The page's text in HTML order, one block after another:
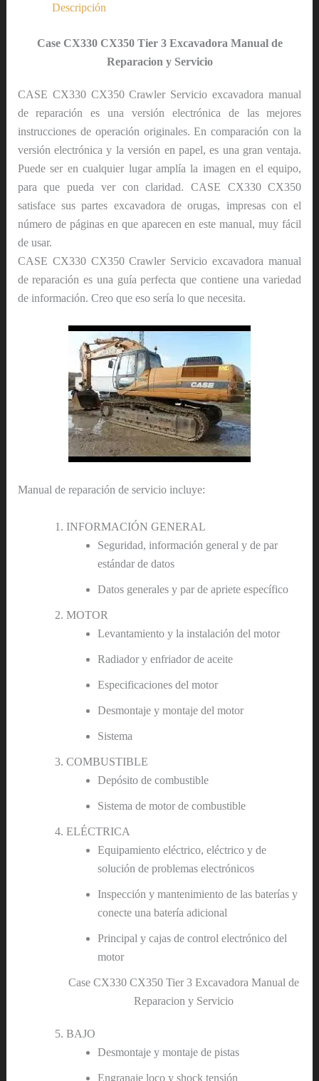
Descripción
Case CX330 CX350 Tier 3 Excavadora Manual de
Reparacion y Servicio
CASE CX330 CX350 Crawler Servicio excavadora manual
de reparación es una versión electrónica de las mejores
instrucciones de operación originales. En comparación con la
versión electrónica y la versión en papel, es una gran ventaja.
Puede ser en cualquier lugar amplía la imagen en el equipo,
para que pueda ver con claridad. CASE CX330 CX350
satisface sus partes excavadora de orugas, impresas con el
número de páginas en que aparecen en este manual, muy fácil
de usar.
CASE CX330 CX350 Crawler Servicio excavadora manual
de reparación es una guía perfecta que contiene una variedad
de información. Creo que eso sería lo que necesita.
Manual de reparación de servicio incluye:
INFORMACIÓN GENERAL
Seguridad, información general y de par
estándar de datos
Datos generales y par de apriete específico
MOTOR
Levantamiento y la instalación del motor
Radiador y enfriador de aceite
Especificaciones del motor
Desmontaje y montaje del motor
Sistema
COMBUSTIBLE
Depósito de combustible
Sistema de motor de combustible
ELÉCTRICA
Equipamiento eléctrico, eléctrico y de
solución de problemas electrónicos
Inspección y mantenimiento de las baterías y
conecte una batería adicional
Principal y cajas de control electrónico del
motor
Case CX330 CX350 Tier 3 Excavadora Manual de
Reparacion y Servicio
BAJO
Desmontaje y montaje de pistas
Engranaje loco y shock tensión